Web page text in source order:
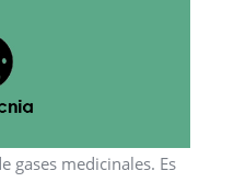
gases medicinales. Es